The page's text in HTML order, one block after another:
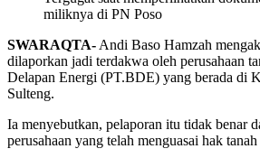
miliknya di PN Poso
SWARAQTA- Andi Baso Hamzah
dilaporkan jadi terdakwa oleh perusahaan
Delapan Energi (PT.BDE) yang berada di
Sulteng.
Ia menyebutkan, pelaporan itu tidak benar
perusahaan yang telah menguasai hak